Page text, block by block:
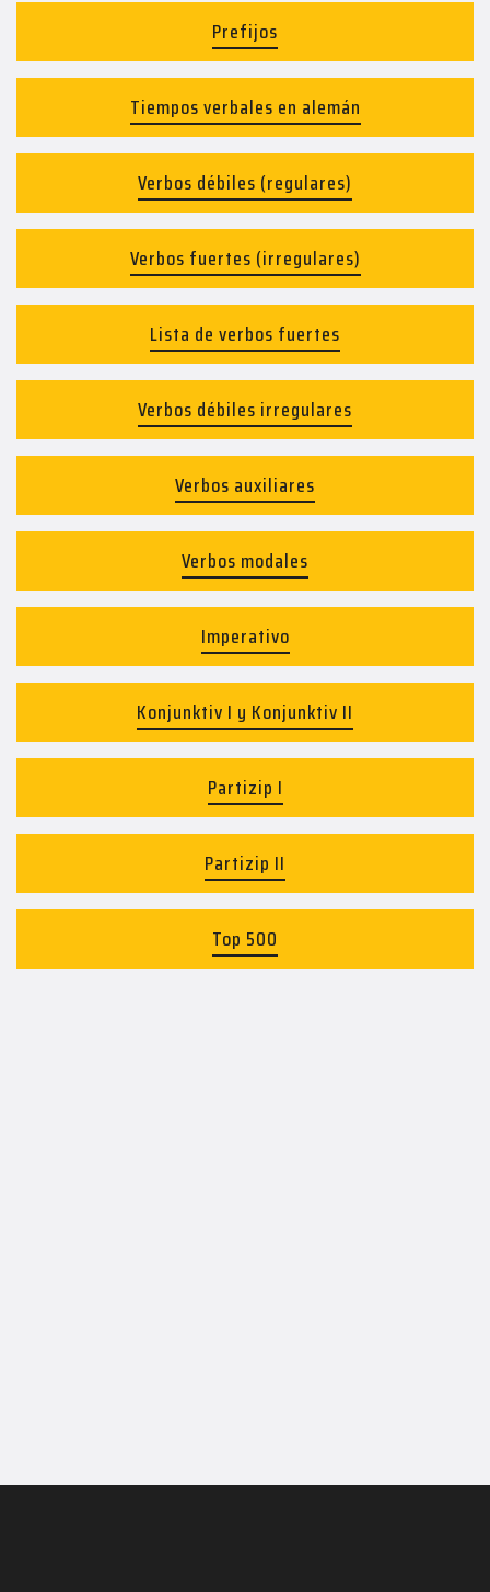
Prefijos
Tiempos verbales en alemán
Verbos débiles (regulares)
Verbos fuertes (irregulares)
Lista de verbos fuertes
Verbos débiles irregulares
Verbos auxiliares
Verbos modales
Imperativo
Konjunktiv I y Konjunktiv II
Partizip I
Partizip II
Top 500